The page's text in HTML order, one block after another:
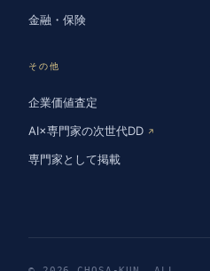
金融・保険
その他
企業価値査定
AI×専門家の次世代DD ↗
専門家として掲載